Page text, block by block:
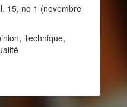
15, no 1 (novembre
Technique,